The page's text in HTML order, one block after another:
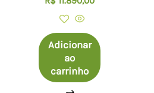
Adicionar
ao
carrinho